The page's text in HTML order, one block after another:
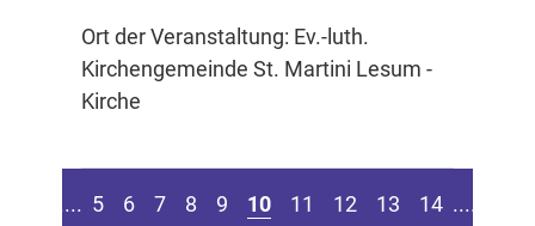
Ort der Veranstaltung: Ev.-luth.
Kirchengemeinde St. Martini Lesum -
Kirche
Seite springen
Zur vorherigen Seite
.... 5 6 7 8 9 10 11 12 13 14 ....